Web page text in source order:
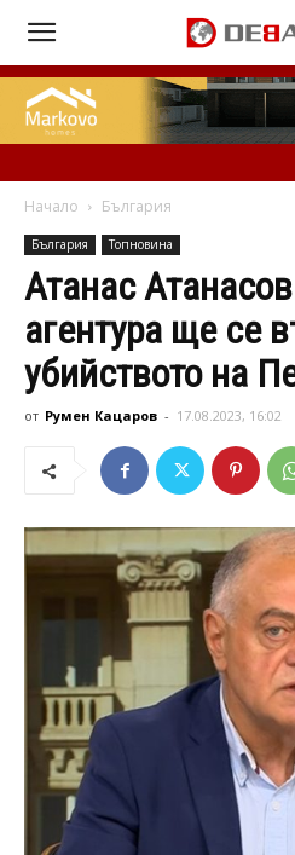
Начало България
България Топновина
Атанас
агентура ще се
убийството на
от Румен Кацаров - 17.08.2023, 16:02